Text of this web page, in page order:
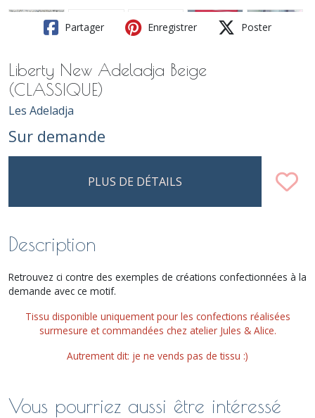
Partager Enregistrer Poster
Liberty New Adeladja Beige
(CLASSIQUE)
Les Adeladja
Sur demande
PLUS DE DÉTAILS
Description
Retrouvez ci contre des exemples de créations confectionnées à la
demande avec ce motif.
Tissu disponible uniquement pour les confections réalisées
surmesure et commandées chez atelier Jules & Alice.
Autrement dit: je ne vends pas de tissu :)
Vous pourriez aussi être intéressé